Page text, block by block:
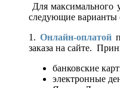
Для максимального
следующие варианты
1. Онлайн-оплатой
заказа на сайте.
банковские
электронные